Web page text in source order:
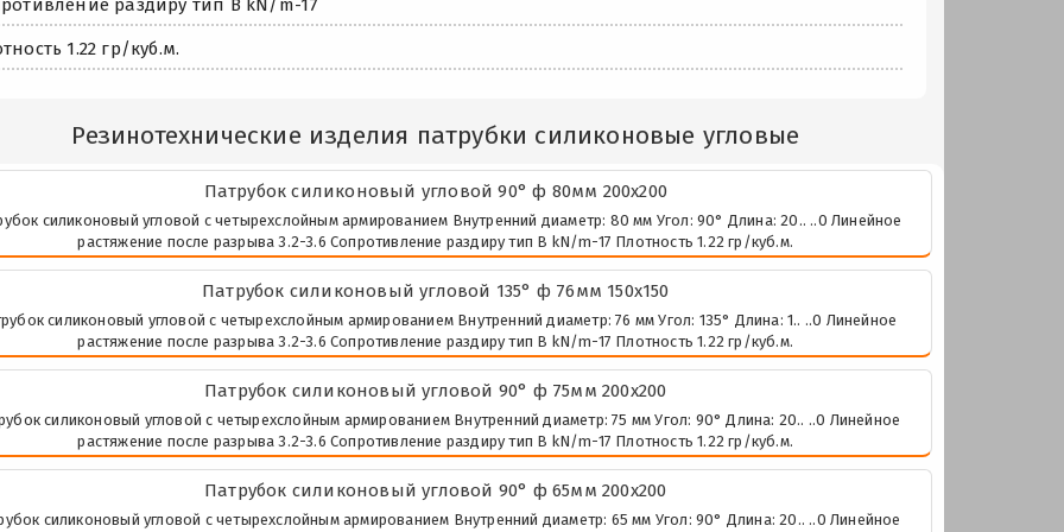
раздиру тип В kN/m-17
1.22 гр/куб.м.
Резинотехнические изделия патрубки силиконовые угловые
Патрубок силиконовый угловой 90° ф 80мм 200х200
силиконовый угловой с четырехслойным армированием Внутренний диаметр: 80 мм Угол: 90° Длина: 20.. ..0 Линейное
растяжение после разрыва 3.2-3.6 Сопротивление раздиру тип В kN/m-17 Плотность 1.22 гр/куб.м.
Патрубок силиконовый угловой 135° ф 76мм 150х150
силиконовый угловой с четырехслойным армированием Внутренний диаметр: 76 мм Угол: 135° Длина: 1.. ..0 Линейное
растяжение после разрыва 3.2-3.6 Сопротивление раздиру тип В kN/m-17 Плотность 1.22 гр/куб.м.
Патрубок силиконовый угловой 90° ф 75мм 200х200
силиконовый угловой с четырехслойным армированием Внутренний диаметр: 75 мм Угол: 90° Длина: 20.. ..0 Линейное
растяжение после разрыва 3.2-3.6 Сопротивление раздиру тип В kN/m-17 Плотность 1.22 гр/куб.м.
Патрубок силиконовый угловой 90° ф 65мм 200х200
силиконовый угловой с четырехслойным армированием Внутренний диаметр: 65 мм Угол: 90° Длина: 20.. ..0 Линейное